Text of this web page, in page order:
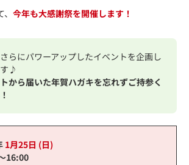
今年も大感謝祭を開催します！
らにパワーアップしたイベントを企画し
♪
から届いた年賀ハガキを忘れずご持参く
1月25日 (日)
16:00